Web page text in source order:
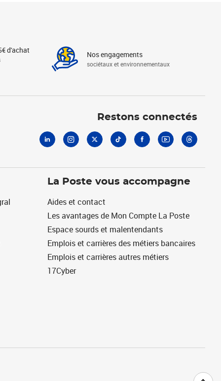
d'achat Nos engagements
sociétaux et environnementaux
Restons connectés
La Poste vous accompagne
Aides et contact
Les avantages de Mon Compte La Poste
Espace sourds et malentendants
Emplois et carrières des métiers bancaires
Emplois et carrières autres métiers
17Cyber